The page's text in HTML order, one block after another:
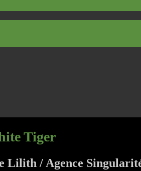
Tiger
Lilith / Agence